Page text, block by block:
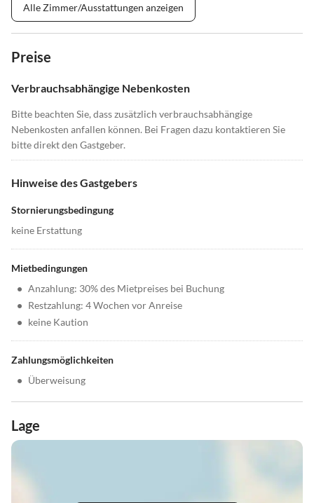
Alle Zimmer/Ausstattungen anzeigen
Preise
Verbrauchsabhängige Nebenkosten
Bitte beachten Sie, dass zusätzlich verbrauchsabhängige
Nebenkosten anfallen können. Bei Fragen dazu kontaktieren Sie
bitte direkt den Gastgeber.
Hinweise des Gastgebers
Stornierungsbedingung
keine Erstattung
Mietbedingungen
• Anzahlung: 30% des Mietpreises bei Buchung
• Restzahlung: 4 Wochen vor Anreise
• keine Kaution
Zahlungsmöglichkeiten
• Überweisung
Lage